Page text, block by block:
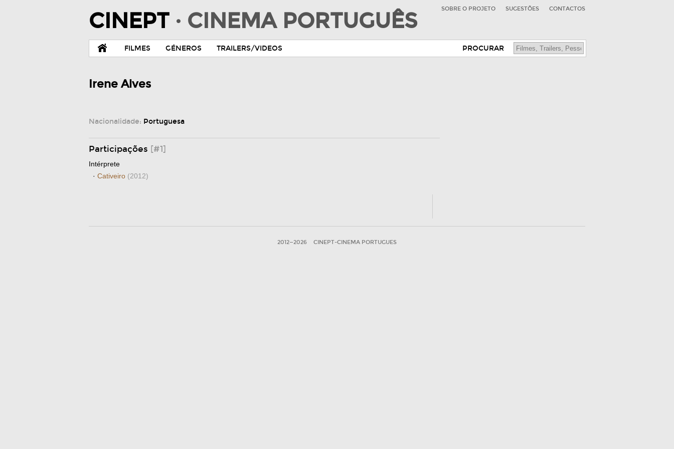
CINEPT · CINEMA PORTUGUÊS SOBRE O PROJETO SUGESTÕES CONTACTOS
FILMES GÉNEROS TRAILERS/VIDEOS PROCURAR
Irene Alves
Nacionalidade: Portuguesa
Participações [#1]
Intérprete
· Cativeiro (2012)
2012—2026 CINEPT-CINEMA PORTUGUES